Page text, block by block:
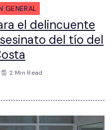
GENERAL
el delincuente
del tío del
2 Min Read